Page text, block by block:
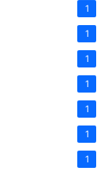
1
1
1
1
1
1
1